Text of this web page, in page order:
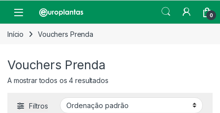
Open 0
Início Vouchers Prenda
Vouchers Prenda
A mostrar todos os 4 resultados
Filtros